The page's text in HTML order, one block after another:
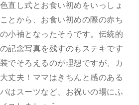
直し式とお食い初めをいっしょ
とから、お食い初めの際の赤ち
小袖となったそうです。伝統的
記念写真を残すのもステキです
でそろえるのが理想ですが、カ
丈夫！ママはきちんと感のある
はスーツなど、お祝いの場にふ